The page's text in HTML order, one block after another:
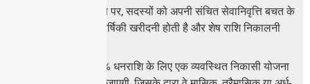
वर्तमान में, सेवानिवृत्ति पर, सदस्यों को अपनी संचित सेवानिवृत्ति बचत के
40% के साथ एक वार्षिकी खरीदनी होती है और शेष राशि निकालनी
अब, सदस्यों को 60% धनराशि के लिए एक व्यवस्थित निकासी योजना